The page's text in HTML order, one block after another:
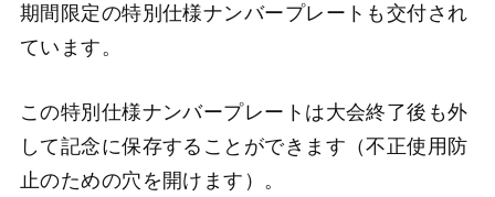
期間限定の特別仕様ナンバープレートも交付され
ています。
この特別仕様ナンバープレートは大会終了後も外
して記念に保存することができます（不正使用防
止のための穴を開けます）。